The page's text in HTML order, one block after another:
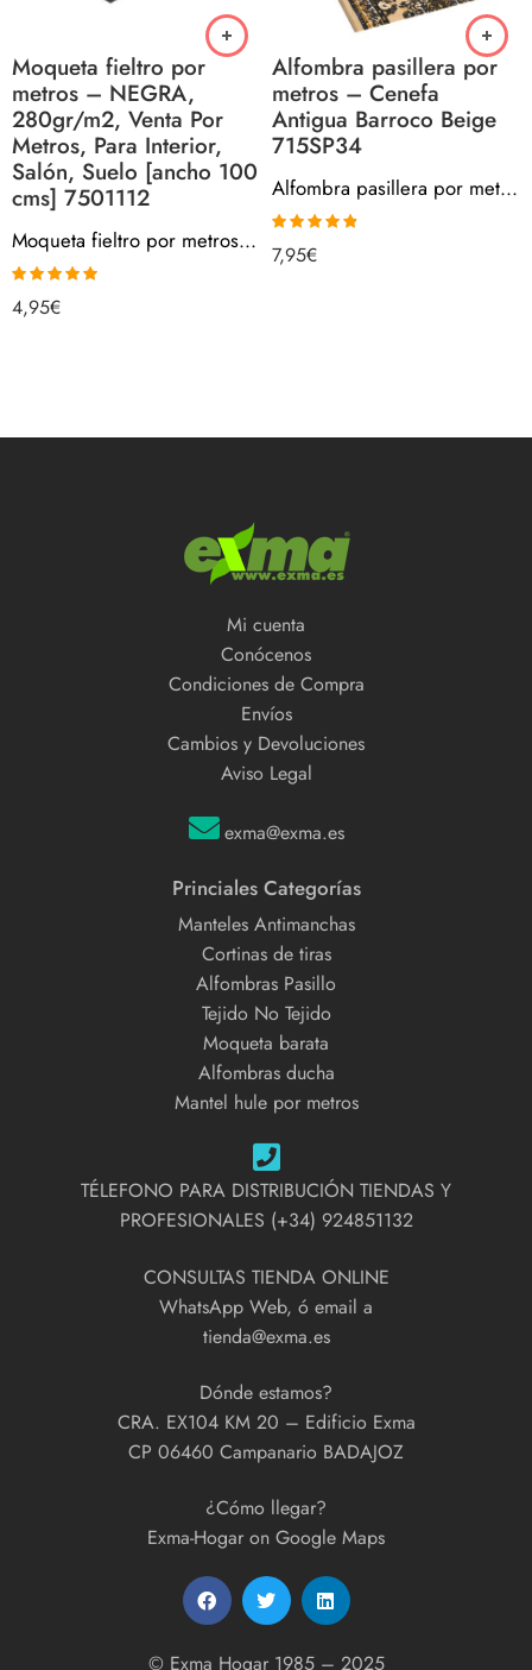
Moqueta fieltro por
metros – NEGRA,
280gr/m2, Venta Por
Metros, Para Interior,
Salón, Suelo [ancho 100
cms] 7501112
Moqueta fieltro por metros – NEGRA, 280gr/m2, Venta Por Metros, Para Interior, Salón, Suelo [ancho 100 cms] 7501112
Valorado con
4.90de 5
4,95€
Alfombra pasillera por
metros – Cenefa
Antigua Barroco Beige
715SP34
Alfombra pasillera por metros – Cenefa Antigua Barroco Beige 715SP34
Valorado
con4.80
7,95€
Mi cuenta
Conócenos
Condiciones de Compra
Envíos
Cambios y Devoluciones
Aviso Legal
exma@exma.es
Princiales Categorías
Manteles Antimanchas
Cortinas de tiras
Alfombras Pasillo
Tejido No Tejido
Moqueta barata
Alfombras ducha
Mantel hule por metros
TÉLEFONO PARA DISTRIBUCIÓN TIENDAS Y
PROFESIONALES (+34) 924851132
CONSULTAS TIENDA ONLINE
WhatsApp Web, ó email a
tienda@exma.es
Dónde estamos?
CRA. EX104 KM 20 – Edificio Exma
CP 06460 Campanario BADAJOZ
¿Cómo llegar?
Exma-Hogar on Google Maps
© Exma Hogar 1985 – 2025